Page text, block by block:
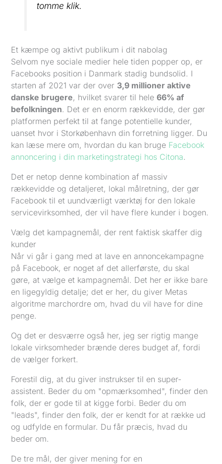
tomme klik.
Et kæmpe og aktivt publikum i dit nabolag
Selvom nye sociale medier hele tiden popper op, er
Facebooks position i Danmark stadig bundsolid. I
starten af 2021 var der over 3,9 millioner aktive
danske brugere, hvilket svarer til hele66% af
befolkningen. Det er en enorm rækkevidde, der gør
platformen perfekt til at fange potentielle kunder,
uanset hvor i Storkøbenhavn din forretning ligger. Du
kan læse mere om, hvordan du kan bruge Facebook
annoncering i din marketingstrategi hos Citona.
Det er netop denne kombination af massiv
rækkevidde og detaljeret, lokal målretning, der gør
Facebook til et uundværligt værktøj for den lokale
servicevirksomhed, der vil have flere kunder i bogen.
Vælg det kampagnemål, der rent faktisk skaffer dig
kunder
Når vi går i gang med at lave en annoncekampagne
på Facebook, er noget af det allerførste, du skal
gøre, at vælge et kampagnemål. Det her er ikke bare
en ligegyldig detalje; det er her, du giver Metas
algoritme marchordre om, hvad du vil have for dine
penge.
Og det er desværre også her, jeg ser rigtig mange
lokale virksomheder brænde deres budget af, fordi
de vælger forkert.
Forestil dig, at du giver instrukser til en super-
assistent. Beder du om "opmærksomhed", finder den
folk, der er gode til at kigge forbi. Beder du om
"leads", finder den folk, der er kendt for at række ud
og udfylde en formular. Du får præcis, hvad du
beder om.
De tre mål, der giver mening for en